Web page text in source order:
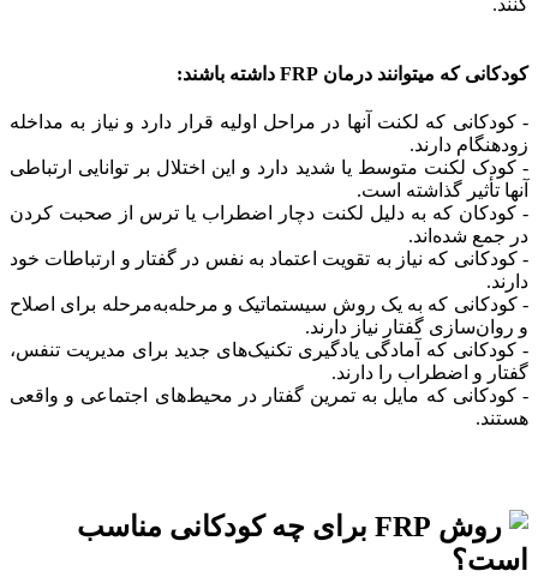
کودکانی که میتوانند درمان FRP داشته باشند:
- کودکانی که لکنت آنها در مراحل اولیه قرار دارد و نیاز به مداخله
زودهنگام دارند.
- کودک لکنت متوسط یا شدید دارد و این اختلال بر توانایی ارتباطی
آنها تأثیر گذاشته است.
- کودکان که به دلیل لکنت دچار اضطراب یا ترس از صحبت کردن
در جمع شده‌اند.
- کودکانی که نیاز به تقویت اعتماد به نفس در گفتار و ارتباطات خود
دارند.
- کودکانی که به یک روش سیستماتیک و مرحله‌به‌مرحله برای اصلاح
و روان‌سازی گفتار نیاز دارند.
- کودکانی که آمادگی یادگیری تکنیک‌های جدید برای مدیریت تنفس،
گفتار و اضطراب را دارند.
- کودکانی که مایل به تمرین گفتار در محیط‌های اجتماعی و واقعی
هستند.